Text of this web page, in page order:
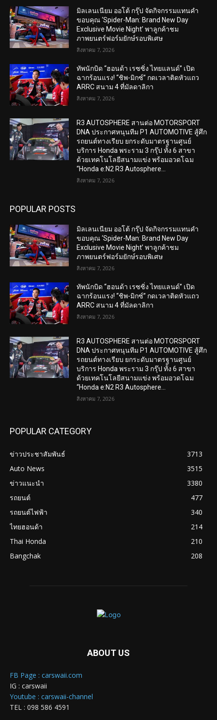
มิลเลนเนียม ออโต้ กรุ๊ป จัดกิจกรรมแทนคำ
ขอบคุณ ‘Spider-Man: Brand New Day
Exclusive Movie Night’ พาลูกค้าชม
ภาพยนตร์ฟอร์มยักษ์รอบพิเศษ
สิงหาคม 7, 2026
ทัพนักบิด “ฮอนด้า เรซซิ่ง ไทยแลนด์” เปิด
ฉากร้อนแรง! “ชิพ-มิกซ์” กดเวลาติดหัวแถว
ARRC สนาม 4 ที่มัลดาลิกา
สิงหาคม 7, 2026
R3 AUTOSPHERE สานต่อ MOTORSPORT
DNA ประกาศหนุนทีม P1 AUTOMOTIVE สู้ศึก
รถยนต์ทางเรียบ ยกระดับมาตรฐานศูนย์
บริการ Honda พระราม 3 กรุ๊ป ทั้ง 6 สาขา
ด้วยเทคโนโลยีสนามแข่ง พร้อมอวดโฉม
“Honda e:N2 R3 Autosphere...
สิงหาคม 7, 2026
POPULAR POSTS
มิลเลนเนียม ออโต้ กรุ๊ป จัดกิจกรรมแทนคำ
ขอบคุณ ‘Spider-Man: Brand New Day
Exclusive Movie Night’ พาลูกค้าชม
ภาพยนตร์ฟอร์มยักษ์รอบพิเศษ
สิงหาคม 7, 2026
ทัพนักบิด “ฮอนด้า เรซซิ่ง ไทยแลนด์” เปิด
ฉากร้อนแรง! “ชิพ-มิกซ์” กดเวลาติดหัวแถว
ARRC สนาม 4 ที่มัลดาลิกา
สิงหาคม 7, 2026
R3 AUTOSPHERE สานต่อ MOTORSPORT
DNA ประกาศหนุนทีม P1 AUTOMOTIVE สู้ศึก
รถยนต์ทางเรียบ ยกระดับมาตรฐานศูนย์
บริการ Honda พระราม 3 กรุ๊ป ทั้ง 6 สาขา
ด้วยเทคโนโลยีสนามแข่ง พร้อมอวดโฉม
“Honda e:N2 R3 Autosphere...
สิงหาคม 7, 2026
POPULAR CATEGORY
ข่าวประชาสัมพันธ์
3713
Auto News
3515
ข่าวแนะนำ
3380
รถยนต์
477
รถยนต์ไฟฟ้า
340
ไทยฮอนด้า
214
Thai Honda
210
Bangchak
208
ABOUT US
FB Page : carswaii.com
IG : carswaii
Youtube : carswaii-channel
TEL : 098 586 4591